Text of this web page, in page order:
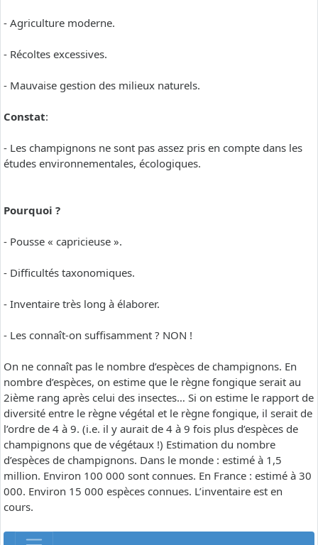
- Agriculture moderne.
- Récoltes excessives.
- Mauvaise gestion des milieux naturels.
Constat:
- Les champignons ne sont pas assez pris en compte dans les
études environnementales, écologiques.
Pourquoi ?
- Pousse « capricieuse ».
- Difficultés taxonomiques.
- Inventaire très long à élaborer.
- Les connaît-on suffisamment ? NON !
On ne connaît pas le nombre d’espèces de champignons. En
nombre d’espèces, on estime que le règne fongique serait au
2ième rang après celui des insectes… Si on estime le rapport de
diversité entre le règne végétal et le règne fongique, il serait de
l’ordre de 4 à 9. (i.e. il y aurait de 4 à 9 fois plus d’espèces de
champignons que de végétaux !) Estimation du nombre
d’espèces de champignons. Dans le monde : estimé à 1,5
million. Environ 100 000 sont connues. En France : estimé à 30
000. Environ 15 000 espèces connues. L’inventaire est en
cours.